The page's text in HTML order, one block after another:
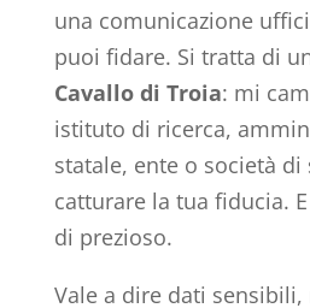
una comunicazione
puoi fidare. Si tratta di
Cavallo di Troia: mi
istituto di ricerca,
statale, ente o società di
catturare la tua fiducia.
di prezioso.
Vale a dire dati